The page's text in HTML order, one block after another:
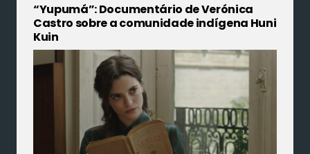
“Yupumá”: Documentário de Verónica
Castro sobre a comunidade indígena Huni
Kuin